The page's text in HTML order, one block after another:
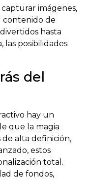
imágenes,
contenido de
hasta
las posibilidades
del
hay un
que la magia
de alta definición,
estos
total.
de fondos,